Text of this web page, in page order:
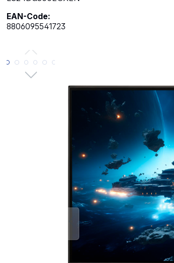
EAN-Code:
8806095541723
Bildergalerie überspringen